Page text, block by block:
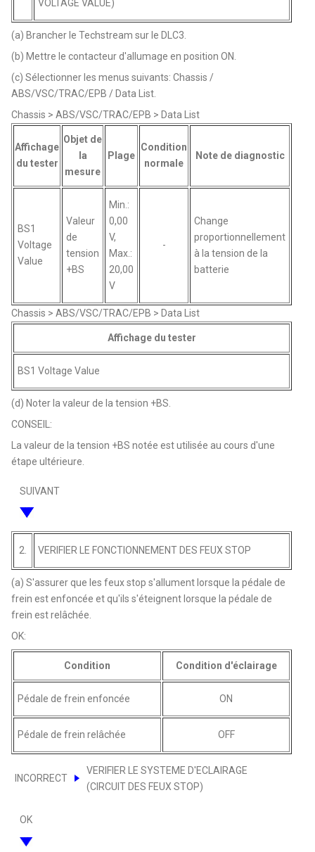
VOLTAGE VALUE)
(a) Brancher le Techstream sur le DLC3.
(b) Mettre le contacteur d'allumage en position ON.
(c) Sélectionner les menus suivants: Chassis /
ABS/VSC/TRAC/EPB / Data List.
Chassis > ABS/VSC/TRAC/EPB > Data List
Affichage
du tester
Objet de
la
mesure
Plage
Condition
normale
Note de diagnostic
BS1
Voltage
Value
Valeur
de
tension
+BS
Min.:
0,00
V,
Max.:
20,00
V
-
Change
proportionnellement
à la tension de la
batterie
Chassis > ABS/VSC/TRAC/EPB > Data List
Affichage du tester
BS1 Voltage Value
(d) Noter la valeur de la tension +BS.
CONSEIL:
La valeur de la tension +BS notée est utilisée au cours d'une
étape ultérieure.
SUIVANT
2. VERIFIER LE FONCTIONNEMENT DES FEUX STOP
(a) S'assurer que les feux stop s'allument lorsque la pédale de
frein est enfoncée et qu'ils s'éteignent lorsque la pédale de
frein est relâchée.
OK:
Condition Condition d'éclairage
Pédale de frein enfoncée ON
Pédale de frein relâchée OFF
INCORRECT
VERIFIER LE SYSTEME D'ECLAIRAGE
(CIRCUIT DES FEUX STOP)
OK